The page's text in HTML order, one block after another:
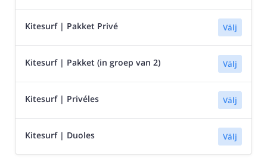
Kitesurf | Pakket Privé Välj
Kitesurf | Pakket (in groep van 2) Välj
Kitesurf | Privéles Välj
Kitesurf | Duoles Välj